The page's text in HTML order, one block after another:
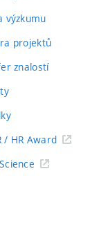
výzkumu
projektů
znalostí
/ HR Award